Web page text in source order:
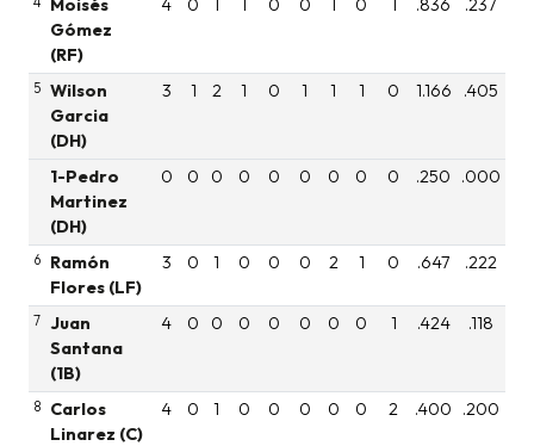
Moisés
Gómez
(RF)
4 0 0 0 0 .836 .237
5 Wilson
Garcia
(DH)
3 1 2 1 0 1 1 1 0 1.166 .405
1-Pedro
Martinez
(DH)
0 0 0 0 0 0 0 0 0 .250 .000
6
Ramón
Flores (LF)
3 0 1 0 0 0 2 1 0 .647 .222
7 Juan
Santana
(1B)
4 0 0 0 0 0 0 0 1 .424 .118
8
Carlos
Linarez (C)
4 0 1 0 0 0 0 0 2 .400 .200